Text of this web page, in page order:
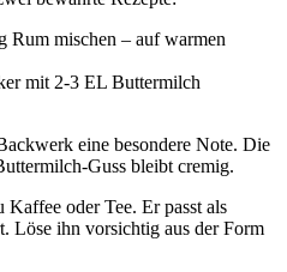
Rum mischen – auf warmen
mit 2-3 EL Buttermilch
eine besondere Note. Die
Guss bleibt cremig.
oder Tee. Er passt als
Löse ihn vorsichtig aus der Form